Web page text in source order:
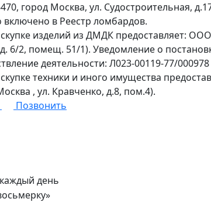
город Москва, ул. Судостроительная,
в Реестр ломбардов.
скупке изделий из ДМДК предоставляет:
д. 6/2, помещ. 51/1). Уведомление о
деятельности: Л023-00119-77/
техники и иного имущества
, ул. Кравченко, д.8, пом.4).
Позвонить